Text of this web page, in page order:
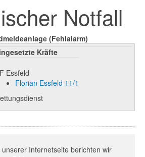
Notfall
(Fehlalarm)
Kräfte
Essfeld
Florian Essfeld 11/1
Internetseite berichten wir